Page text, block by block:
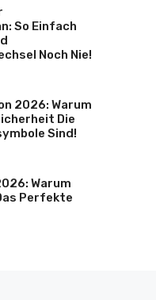
So Einfach
Noch Nie!
2026: Warum
Die
Sind!
Warum
Perfekte